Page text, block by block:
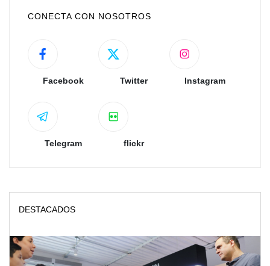
CONECTA CON NOSOTROS
Facebook Twitter Instagram
Telegram flickr
DESTACADOS